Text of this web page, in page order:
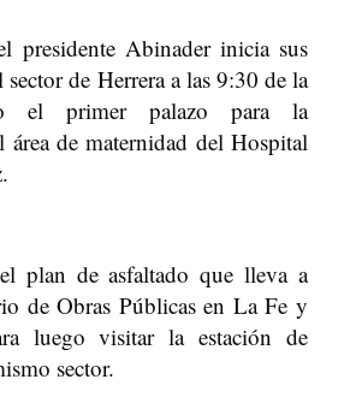
presidente Abinader inicia sus
sector de Herrera a las 9:30 de la
el primer palazo para la
área de maternidad del Hospital
plan de asfaltado que lleva a
de Obras Públicas en La Fe y
luego visitar la estación de
sector.